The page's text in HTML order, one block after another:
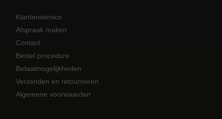
Klantenservice
Afspraak maken
Contact
Bestel procedure
Betaalmogelijkheden
Verzenden en retourneren
Algemene voorwaarden
Strandkleding
terug
Alle Strandkleding
Tuniek En Blouses
Badmode met structuur stof Zwarte